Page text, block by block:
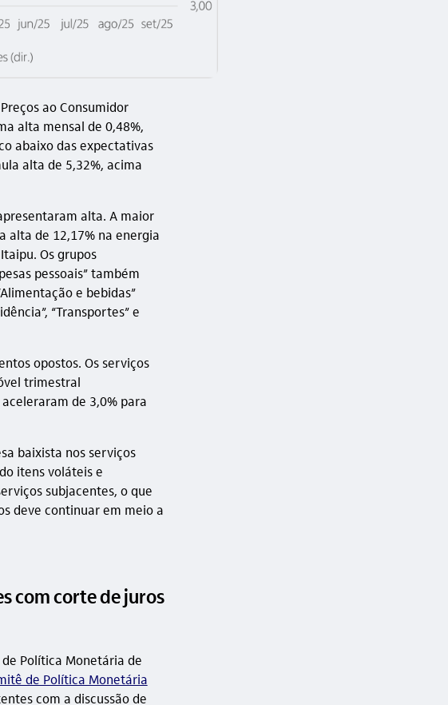
ao Consumidor
alta mensal de 0,48%,
abaixo das expectativas
alta de 5,32%, acima
alta. A maior
alta de 12,17% na energia
Os grupos
pessoais” também
e bebidas”
“Transportes” e
opostos. Os serviços
trimestral
de 3,0% para
baixista nos serviços
itens voláteis e
subjacentes, o que
deve continuar em meio a
com corte de juros
Política Monetária de
de Política Monetária
com a discussão de